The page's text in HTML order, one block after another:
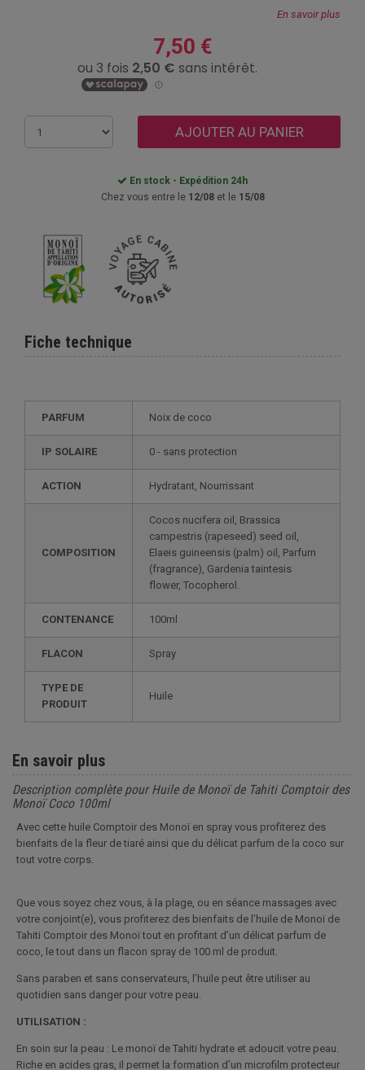
En savoir plus
7,50 €
AJOUTER AU PANIER
En stock - Expédition 24h
Chez vous entre le 12/08et le 15/08
Fiche technique
PARFUM Noix de coco
IP SOLAIRE 0 - sans protection
ACTION Hydratant, Nourrissant
COMPOSITION
Cocos nucifera oil, Brassica
campestris (rapeseed) seed oil,
Elaeis guineensis (palm) oil, Parfum
(fragrance), Gardenia taintesis
flower, Tocopherol.
CONTENANCE 100ml
FLACON Spray
TYPE DE
PRODUIT
Huile
En savoir plus
Description complète pour Huile de Monoï de Tahiti Comptoir des
Monoï Coco 100ml
Avec cette huile Comptoir des Monoï en spray vous profiterez des
bienfaits de la fleur de tiaré ainsi que du délicat parfum de la coco sur
tout votre corps.
Que vous soyez chez vous, à la plage, ou en séance massages avec
votre conjoint(e), vous profiterez des bienfaits de l’huile de Monoï de
Tahiti Comptoir des Monoï tout en profitant d’un délicat parfum de
coco, le tout dans un flacon spray de 100 ml de produit.
Sans paraben et sans conservateurs, l’huile peut être utiliser au
quotidien sans danger pour votre peau.
UTILISATION :
En soin sur la peau : Le monoï de Tahiti hydrate et adoucit votre peau.
Riche en acides gras, il permet la formation d’un microfilm protecteur